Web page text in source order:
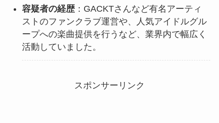
容疑者の経歴：GACKTさんなど有名アーティ
ストのファンクラブ運営や、人気アイドルグル
ープへの楽曲提供を行うなど、業界内で幅広く
活動していました。
スポンサーリンク